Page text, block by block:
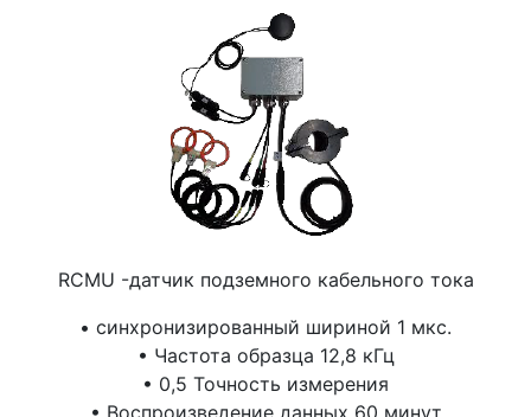
RCMU -датчик подземного кабельного тока
• синхронизированный шириной 1 мкс.
• Частота образца 12,8 кГц
• 0,5 Точность измерения